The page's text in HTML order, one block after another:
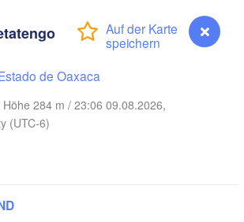
de Oaxaca
Höhe 284 m / 23:06 09.08.2026,
(UTC-6)